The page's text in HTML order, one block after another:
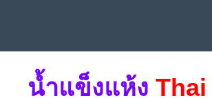
น้ำแข็งแห้ง Thai